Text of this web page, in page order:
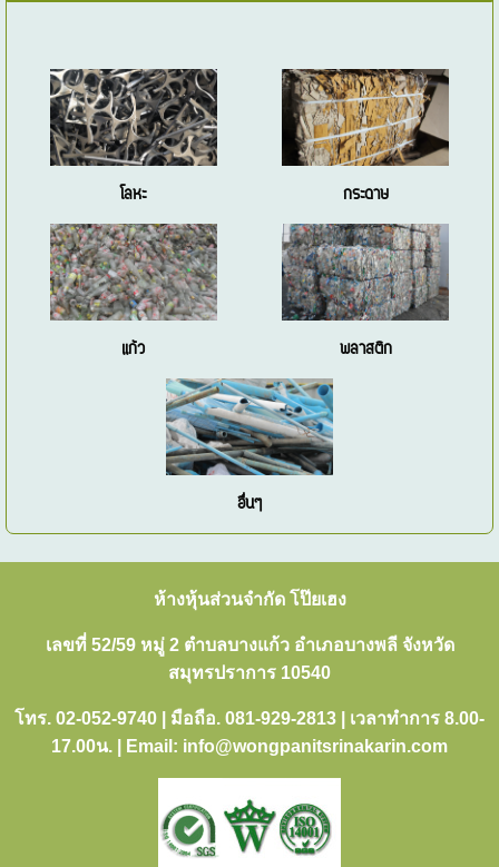
โลหะ กระดาษ
แก้ว พลาสติก
อื่นๆ
ห้างหุ้นส่วนจำกัด โป๊ยเฮง
เลขที่ 52/59 หมู่ 2 ตำบลบางแก้ว อำเภอบางพลี จังหวัด
สมุทรปราการ 10540
โทร. 02-052-9740 | มือถือ. 081-929-2813 | เวลาทำการ 8.00-
17.00น. | Email: info@wongpanitsrinakarin.com